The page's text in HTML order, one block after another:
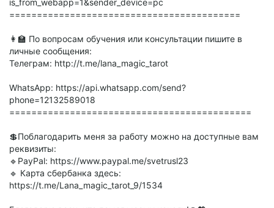
is_from_webapp=1&sender_device=pc
==========================================
👩‍🏫 По вопросам обучения или консультации пишите в
личные сообщения:
Телеграм: http://t.me/lana_magic_tarot
WhatsApp: https://api.whatsapp.com/send?
phone=12132589018
============================================
💲Поблагодарить меня за работу можно на доступные вам
реквизиты:
🔹PayPal: https://www.paypal.me/svetrusl23
🔹 Карта сбербанка здесь:
https://t.me/Lana_magic_tarot_9/1534